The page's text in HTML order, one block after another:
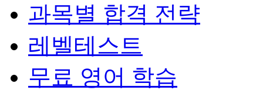
과목별 합격 전략
레벨테스트
무료 영어 학습